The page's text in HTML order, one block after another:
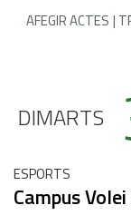
AFEGIR ACTES
DIMARTS
ESPORTS
Campus